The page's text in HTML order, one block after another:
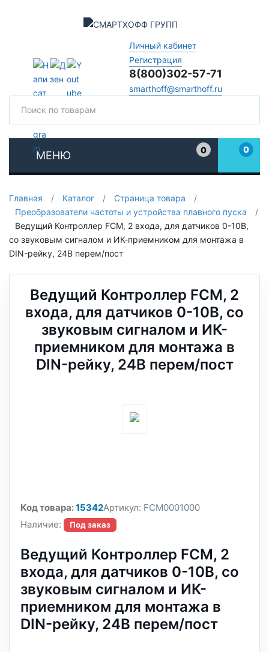
Личный кабинет
Регистрация
8(800)302-57-71
smarthoff@smarthoff.ru
МЕНЮ
0
0
Главная / Каталог / Страница товара
/
Преобразователи частоты и устройства плавного пуска
/
Ведущий Контроллер FCM, 2 входа, для датчиков 0-10В,
со звуковым сигналом и ИК-приемником для монтажа в
DIN-рейку, 24В перем/пост
Ведущий Контроллер FCM, 2
входа, для датчиков 0-10В, со
звуковым сигналом и ИК-
приемником для монтажа в
DIN-рейку, 24В перем/пост
Код товара:15342Артикул: FCM0001000
Наличие:
Под заказ
Ведущий Контроллер FCM, 2
входа, для датчиков 0-10В, со
звуковым сигналом и ИК-
приемником для монтажа в
DIN-рейку, 24В перем/пост